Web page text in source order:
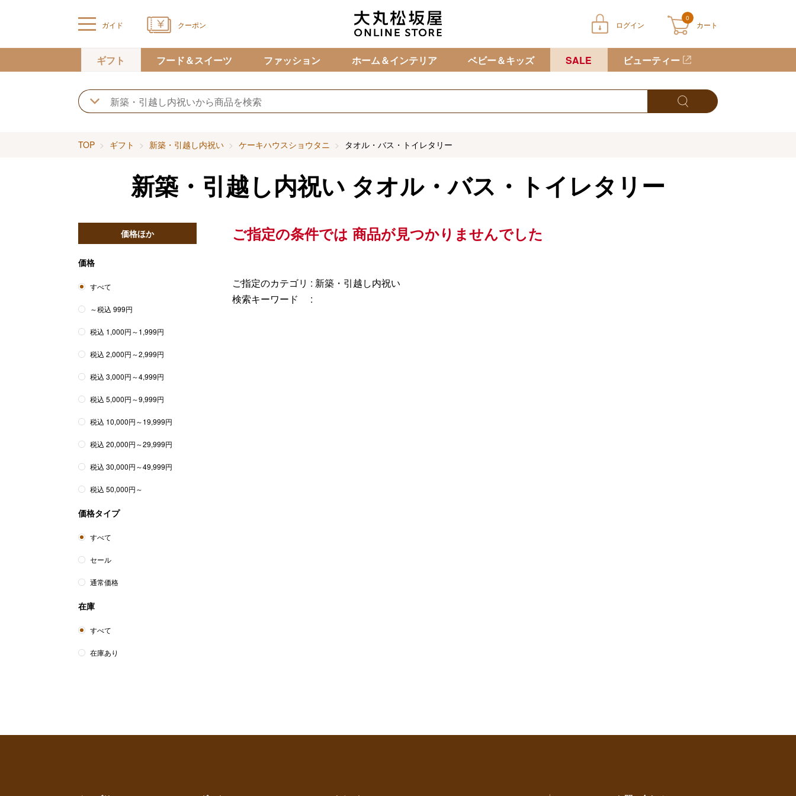
ガイド クーポン ログイン
0
カート
カートに商品が入っていません
ギフト フード＆スイーツ ファッション ホーム＆インテリア ベビー＆キッズ SALE ビューティー
TOP ギフト 新築・引越し内祝い ケーキハウスショウタニ タオル・バス・トイレタリー
新築・引越し内祝い タオル・バス・トイレタリー
ご指定の条件では 商品が見つかりませんでした
ご指定のカテゴリ : 新築・引越し内祝い
検索キーワード :
価格ほか
価格
すべて
～税込 999円
税込 1,000円～1,999円
税込 2,000円～2,999円
税込 3,000円～4,999円
税込 5,000円～9,999円
税込 10,000円～19,999円
税込 20,000円～29,999円
税込 30,000円～49,999円
税込 50,000円～
価格タイプ
すべて
セール
通常価格
在庫
すべて
在庫あり